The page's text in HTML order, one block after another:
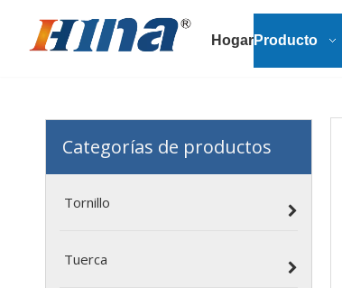
HogarProducto
Categorías de productos
Tornillo
Tuerca